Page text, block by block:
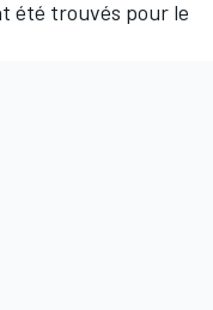
été trouvés pour le